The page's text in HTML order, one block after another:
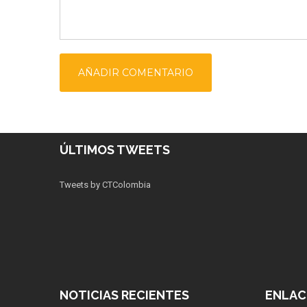
ÚLTIMOS TWEETS
Tweets by CTColombia
NOTICIAS RECIENTES